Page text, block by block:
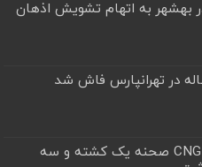
۶ نفر در بهشهر به اتهام تشویش اذهان
انفجار در جایگاه CNG صحنه یک کشته و سه